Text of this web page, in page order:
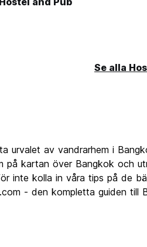
Se alla
urvalet av vandrarhem i
på kartan över Bangkok och
inte kolla in våra tips på de
- den kompletta guiden till